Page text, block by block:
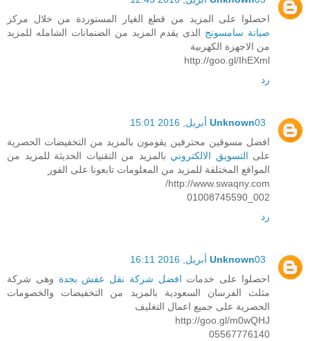
احصلوا على المزيد من قطع الغيار المستوردة من خلال مركز
صيانة سامسونج الذى يقدم المزيد من الضنمانات الشامله للمزيد
من الاجهزة الكهربية
http://goo.gl/IhEXml
رد
Unknown03 أبريل, 2016 15:01
افضل مسوقين محترفين يقومون بالمزيد من التخفيضات الحصرية
على التسويق الالكتروني بالمزيد من التقنيات الحديثة للمزيد من
المواقع المختلفة للمزيد من المعلومات تابعونا على الفور
http://www.swaqny.com/
002_01008745590
رد
Unknown03 أبريل, 2016 16:11
احصلوا على خدمات افضل شركة نقل عفش بجدة وهى شركة
مثلث الفرسان السعودية بالمزيد من التخفيضات والخصومات
الحصرية على جميع اعمال التغليف
http://goo.gl/m0wQHJ
05567776140